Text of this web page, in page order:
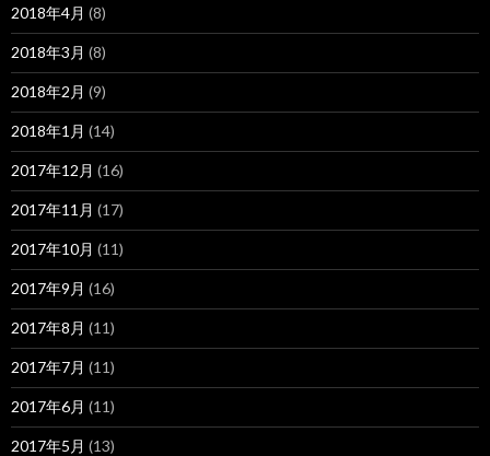
2018年4月 (8)
2018年3月 (8)
2018年2月 (9)
2018年1月 (14)
2017年12月 (16)
2017年11月 (17)
2017年10月 (11)
2017年9月 (16)
2017年8月 (11)
2017年7月 (11)
2017年6月 (11)
2017年5月 (13)